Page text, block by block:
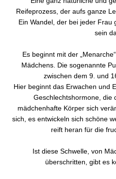
Reifeprozess, der aufs ganze
Ein Wandel, der bei jeder Frau
sein
Es beginnt mit der
Mädchens. Die sogenannte
zwischen dem 9. und
Hier beginnt das Erwachen und
Geschlechtshormone, die
mädchenhafte Körper sich
sich, es entwickeln sich schöne
reift heran für die
Ist diese Schwelle, von
überschritten, gibt es